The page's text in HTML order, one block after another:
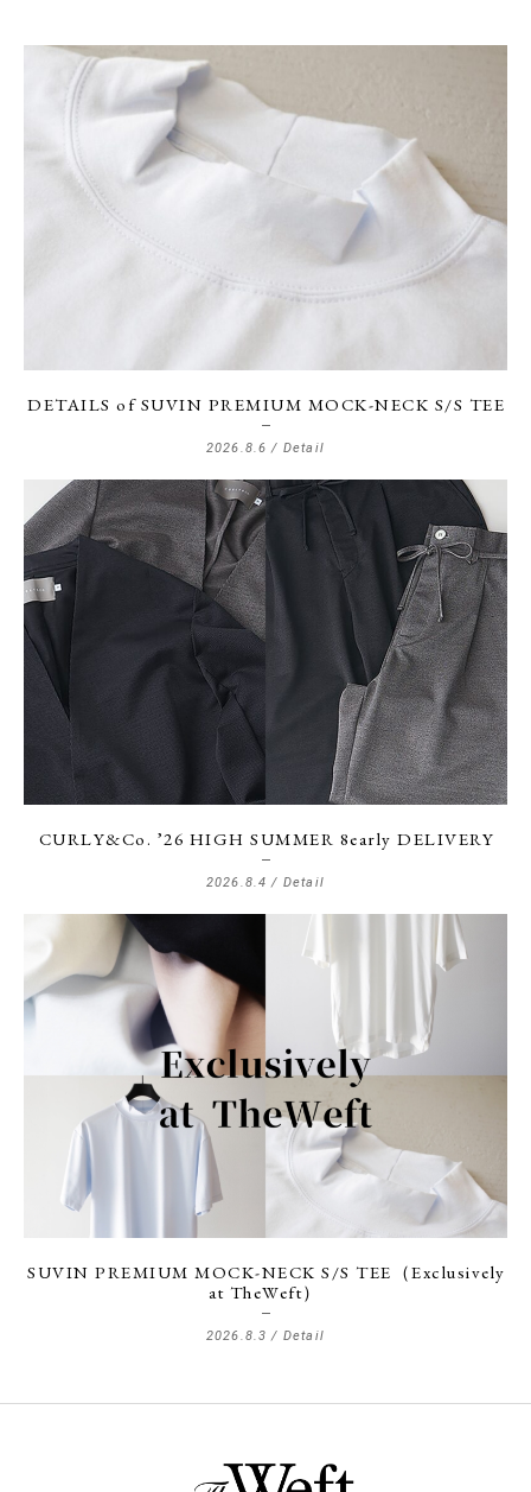
DETAILS of SUVIN PREMIUM MOCK-NECK S/S TEE
2026.8.6 / Detail
CURLY&Co. ’26 HIGH SUMMER 8early DELIVERY
2026.8.4 / Detail
SUVIN PREMIUM MOCK-NECK S/S TEE（Exclusively
at TheWeft）
2026.8.3 / Detail